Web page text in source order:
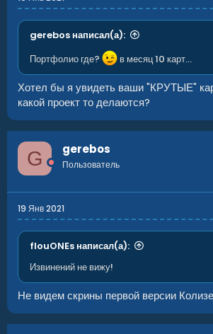
gerebos написал(а):
Портфолио где?
в месяц 10 карт...
Хотел бы я увидеть ваши "КРУТЫЕ"
какой проект то делаются?
G gerebos
Пользователь
19 Янв 2021
flouONEs написал(а):
Извинений не вижу!
Не видем скрины первой версии